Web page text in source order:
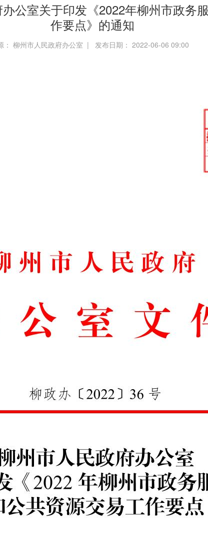
公室关于印发《2022年柳州市政务
作要点》的通知
： 柳州市人民政府办公室 | 发布日期： 2022-06-06 09:00